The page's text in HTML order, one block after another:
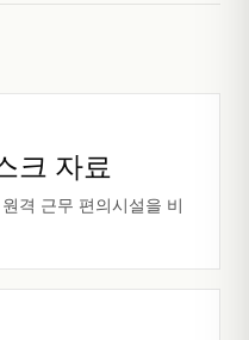
크 자료
격 근무 편의시설을 비